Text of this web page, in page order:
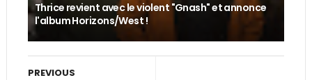
Thrice revient avec le violent "Gnash" et annonce
l'album Horizons/West !
PREVIOUS